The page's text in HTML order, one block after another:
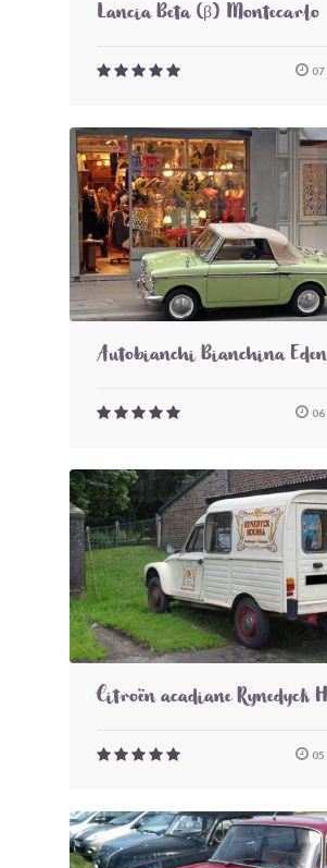
Lancia Beta (β) Montecarlo
Autobianchi Bianchina Eden
Citroën acadiane Rynedyck